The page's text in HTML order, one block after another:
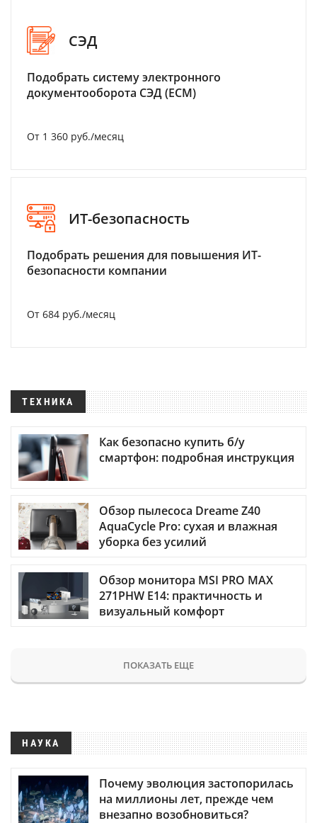
СЭД
Подобрать систему электронного
документооборота СЭД (ECM)
От 1 360 руб./месяц
ИТ-безопасность
Подобрать решения для повышения ИТ-
безопасности компании
От 684 руб./месяц
ТЕХНИКА
Как безопасно купить б/у
смартфон: подробная инструкция
Обзор пылесоса Dreame Z40
AquaCycle Pro: сухая и влажная
уборка без усилий
Обзор монитора MSI PRO MAX
271PHW E14: практичность и
визуальный комфорт
ПОКАЗАТЬ ЕЩЕ
НАУКА
Почему эволюция застопорилась
на миллионы лет, прежде чем
внезапно возобновиться?